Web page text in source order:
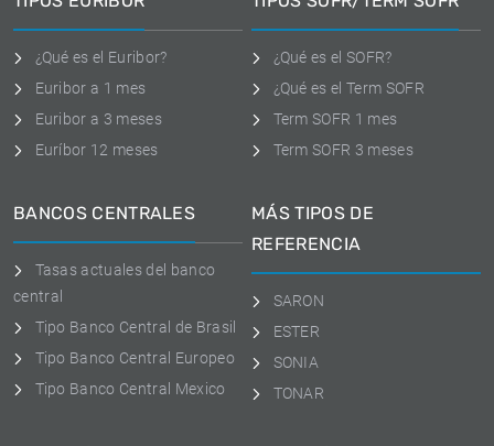
¿Qué es el Euribor?
Euribor a 1 mes
Euribor a 3 meses
Euríbor 12 meses
¿Qué es el SOFR?
¿Qué es el Term SOFR
Term SOFR 1 mes
Term SOFR 3 meses
BANCOS CENTRALES
Tasas actuales del banco
central
Tipo Banco Central de Brasil
Tipo Banco Central Europeo
Tipo Banco Central Mexico
MÁS TIPOS DE
REFERENCIA
SARON
ESTER
SONIA
TONAR